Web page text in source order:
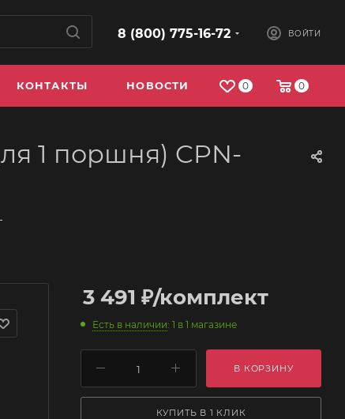
8 (800) 775-16-72 ВОЙТИ
0 0
КОНТАКТЫ НОВОСТИ
1 поршня) CPN-
3 491 ₽/комплект
Есть в наличии: 1 в 1 магазине
В КОРЗИНУ
КУПИТЬ В 1 КЛИК